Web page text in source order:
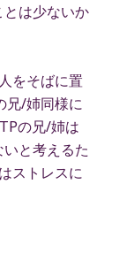
は少ないか
をそばに置
兄/姉同様に
の兄/姉は
と考えるた
ストレスに